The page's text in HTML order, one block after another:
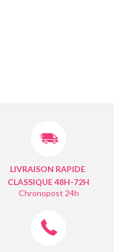
LIVRAISON RAPIDE
CLASSIQUE 48H-72H
Chronopost 24h